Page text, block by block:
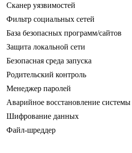
Сканер уязвимостей
Фильтр социальных сетей
База безопасных программ/сайтов
Защита локальной сети
Безопасная среда запуска
Родительский контроль
Менеджер паролей
Аварийное восстановление системы
Шифрование данных
Файл-шреддер